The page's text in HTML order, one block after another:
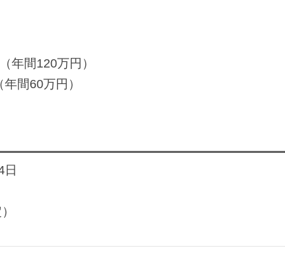
年間120万円）
間60万円）